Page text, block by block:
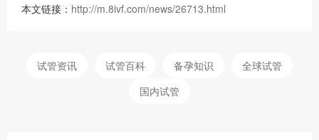
本文链接： http://m.8ivf.com/news/26713.html
试管资讯 试管百科 备孕知识
全球试管
国内试管